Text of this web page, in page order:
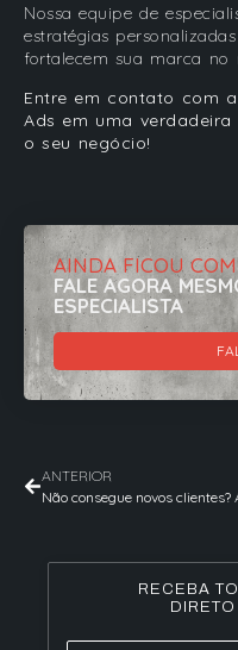
Nossa equipe de
estratégias
fortalecem sua marca no
Entre em contato com
Ads em uma
o seu negócio!
AINDA FICOU
FALE AGORA
ESPECIALISTA
ANTERIOR
RECEBA